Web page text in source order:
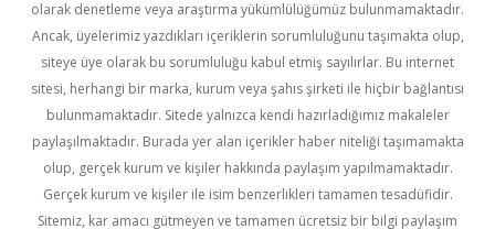
olarak denetleme veya araştırma yükümlülüğümüz bulunmamaktadır.
Ancak, üyelerimiz yazdıkları içeriklerin sorumluluğunu taşımakta olup,
siteye üye olarak bu sorumluluğu kabul etmiş sayılırlar. Bu internet
sitesi, herhangi bir marka, kurum veya şahıs şirketi ile hiçbir bağlantısı
bulunmamaktadır. Sitede yalnızca kendi hazırladığımız makaleler
paylaşılmaktadır. Burada yer alan içerikler haber niteliği taşımamakta
olup, gerçek kurum ve kişiler hakkında paylaşım yapılmamaktadır.
Gerçek kurum ve kişiler ile isim benzerlikleri tamamen tesadüfidir.
Sitemiz, kar amacı gütmeyen ve tamamen ücretsiz bir bilgi paylaşım